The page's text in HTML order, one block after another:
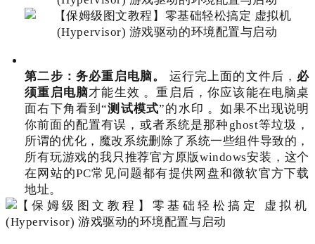
第二步：务必重启电脑。 运行完上面的文件后， 必
须重启电脑才能生效 。重启后，你应该能在电脑桌
面右下角看到“测试模式”的水印 。如果不出现说明
你前面的配置有误，或者系统是那种ghost等垃圾，
所谓的优化，魔改系统删除了系统一些组件导致的，
所有玩游戏的我只推荐官方原版windows安装，这个
在网站的PC常见问题都有提供网盘和微软官方下载
地址。